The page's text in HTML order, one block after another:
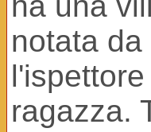
notata
ragazza.